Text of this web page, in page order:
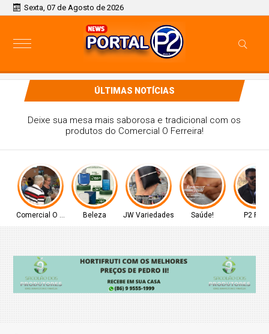
Sexta, 07 de Agosto de 2026
ÚLTIMAS NOTÍCIAS
Deixe sua mesa mais saborosa e tradicional com os
produtos do Comercial O Ferreira!
Comercial O FerreiraBeleza JW Variedades Saúde! P2 Play!